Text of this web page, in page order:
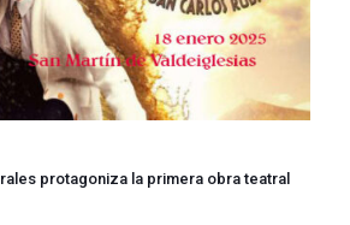
protagoniza la primera obra teatral